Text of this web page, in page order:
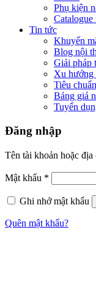
Phụ kiện
Catalogue
Tin tức
Khuyến
Blog nội
Giải pháp
Xu hướng
Tiêu
Bảng giá
Tuyển
Đăng nhập
Tên tài khoản hoặc địa
Mật khẩu *
Ghi nhớ mật khẩu
Quên mật khẩu?